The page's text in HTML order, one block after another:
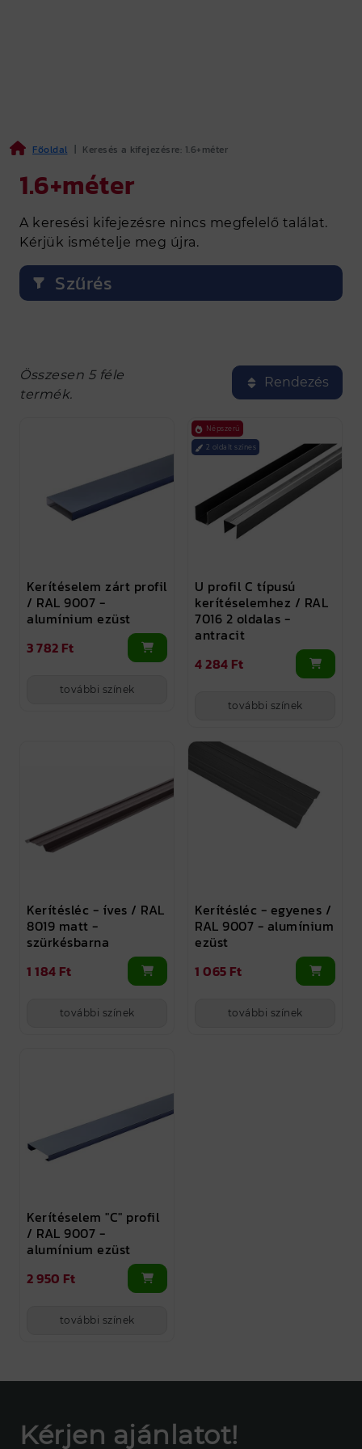
Főoldal | Keresés a kifejezésre: 1.6+méter
1.6+méter
A keresési kifejezésre nincs megfelelő találat.
Kérjük ismételje meg újra.
Szűrés
Összesen 5 féle
termék.
Rendezés
Kerítéselem zárt profil
/ RAL 9007 -
alumínium ezüst
3 782 Ft
további színek
Népszerű
2 oldalt színes
U profil C típusú
kerítéselemhez / RAL
7016 2 oldalas -
antracit
4 284 Ft
további színek
Kerítésléc - íves / RAL
8019 matt -
szürkésbarna
1 184 Ft
további színek
Kerítésléc - egyenes /
RAL 9007 - alumínium
ezüst
1 065 Ft
további színek
Kerítéselem "C" profil
/ RAL 9007 -
alumínium ezüst
2 950 Ft
további színek
Kérjen ajánlatot!